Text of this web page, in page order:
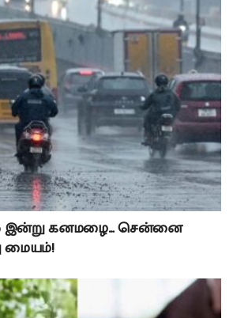
இன்று கனமழை… சென்னை
மையம்!